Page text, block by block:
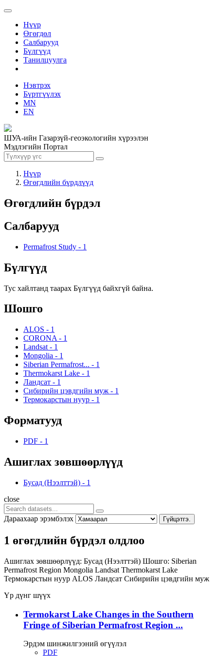
Нүүр
Өгөгдөл
Салбарууд
Бүлгүүд
Танилцуулга
Нэвтрэх
Бүртгүүлэх
MN
EN
ШУА-ийн Газарзүй-геоэкологийн хүрээлэн
Мэдлэгийн Портал
Нүүр
Өгөгдлийн бүрдлүүд
Өгөгдлийн бүрдэл
Салбарууд
Permafrost Study - 1
Бүлгүүд
Тус хайлтанд таарах Бүлгүүд байхгүй байна.
Шошго
ALOS - 1
CORONA - 1
Landsat - 1
Mongolia - 1
Siberian Permafrost... - 1
Thermokarst Lake - 1
Ландсат - 1
Сибирийн цэвдгийн муж - 1
Термокарстын нуур - 1
Форматууд
PDF - 1
Ашиглах зөвшөөрлүүд
Бусад (Нээлттэй) - 1
close
Дараахаар эрэмбэлэх Гүйцэтгэ.
1 өгөгдлийн бүрдэл олдлоо
Ашиглах зөвшөөрлүүд: Бусад (Нээлттэй) Шошго: Siberian
Permafrost Region Mongolia Landsat Thermokarst Lake
Термокарстын нуур ALOS Ландсат Сибирийн цэвдгийн муж
Үр дүнг шүүх
Termokarst Lake Changes in the Southern
Fringe of Siberian Permafrost Region ...
Эрдэм шинжилгээний өгүүлэл
PDF